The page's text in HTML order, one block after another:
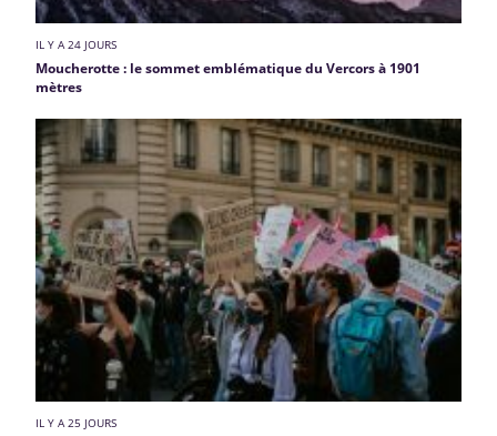
IL Y A 24 JOURS
Moucherotte : le sommet emblématique du Vercors à 1901
mètres
IL Y A 25 JOURS